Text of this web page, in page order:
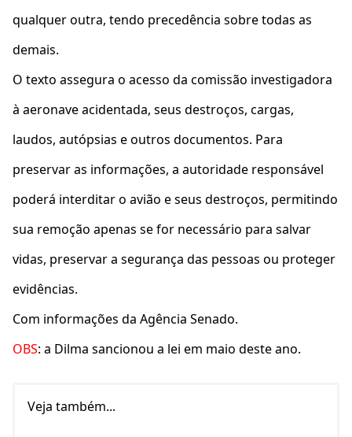
qualquer outra, tendo precedência sobre todas as
demais.
O texto assegura o acesso da comissão investigadora
à aeronave acidentada, seus destroços, cargas,
laudos, autópsias e outros documentos. Para
preservar as informações, a autoridade responsável
poderá interditar o avião e seus destroços, permitindo
sua remoção apenas se for necessário para salvar
vidas, preservar a segurança das pessoas ou proteger
evidências.
Com informações da Agência Senado.
OBS: a Dilma sancionou a lei em maio deste ano.
Veja também...